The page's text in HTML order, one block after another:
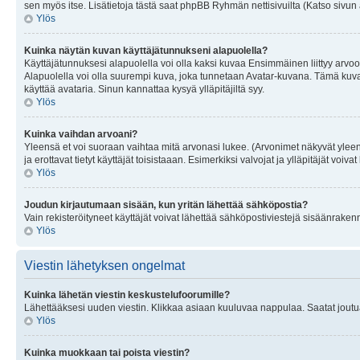
sen myös itse. Lisätietoja tästä saat phpBB Ryhmän nettisivuilta (Katso
Ylös
Kuinka näytän kuvan käyttäjätunnukseni alapuolella?
Käyttäjätunnuksesi alapuolella voi olla kaksi kuvaa Ensimmäinen liittyy
Alapuolella voi olla suurempi kuva, joka tunnetaan Avatar-kuvana. Tämä
käyttää avataria. Sinun kannattaa kysyä ylläpitäjiltä syy.
Ylös
Kuinka vaihdan arvoani?
Yleensä et voi suoraan vaihtaa mitä arvonasi lukee. (Arvonimet näkyvät
ja erottavat tietyt käyttäjät toisistaaan. Esimerkiksi valvojat ja ylläpitäjät
Ylös
Joudun kirjautumaan sisään, kun yritän lähettää sähköpostia?
Vain rekisteröityneet käyttäjät voivat lähettää sähköpostiviestejä
Ylös
Viestin lähetyksen ongelmat
Kuinka lähetän viestin keskustelufoorumille?
Lähettääksesi uuden viestin. Klikkaa asiaan kuuluvaa nappulaa. Saatat
Ylös
Kuinka muokkaan tai poista viestin?